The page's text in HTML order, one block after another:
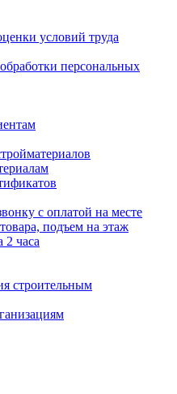
условий труда
персональных
с оплатой на месте
подъем на этаж
2 часа
строительным